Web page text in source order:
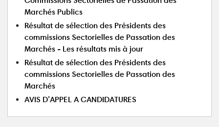
Marchés Publics
Résultat de sélection des Présidents des
commissions Sectorielles de Passation des
Marchés - Les résultats mis à jour
Résultat de sélection des Présidents des
commissions Sectorielles de Passation des
Marchés
AVIS D’APPEL A CANDIDATURES